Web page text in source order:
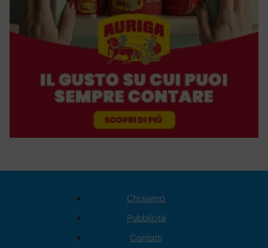
Chi siamo
Pubblicità
Contatti